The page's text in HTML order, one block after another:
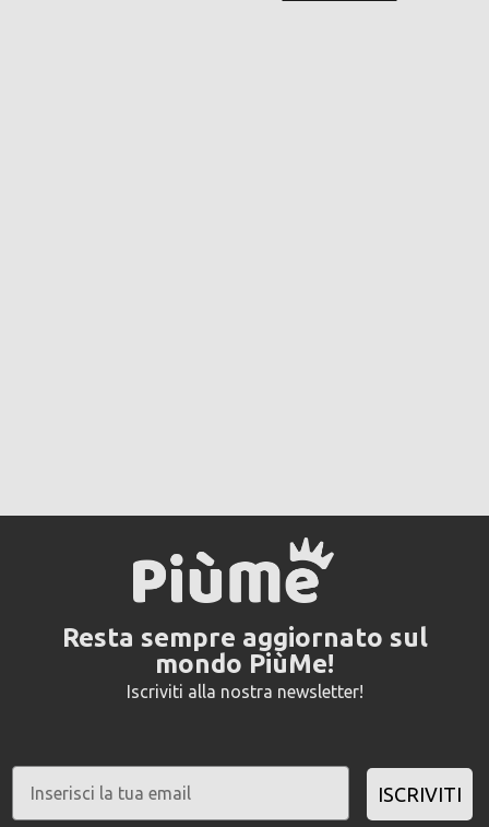
Resta sempre aggiornato sul
mondo PiùMe!
Iscriviti alla nostra newsletter!
ISCRIVITI